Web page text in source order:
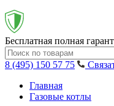
Бесплатная полная
8 (495) 150 57 75
Главная
Газовые котлы